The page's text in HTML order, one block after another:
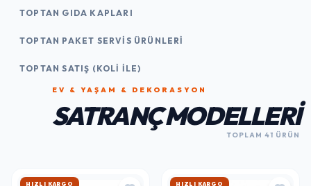
TOPTAN GIDA KAPLARI
TOPTAN PAKET SERVIS ÜRÜNLERI
TOPTAN SATIŞ (KOLI İLE)
EV & YAŞAM & DEKORASYON
SATRANÇ MODELLERI
TOPLAM 41 ÜRÜN
HIZLI KARGO HIZLI KARGO